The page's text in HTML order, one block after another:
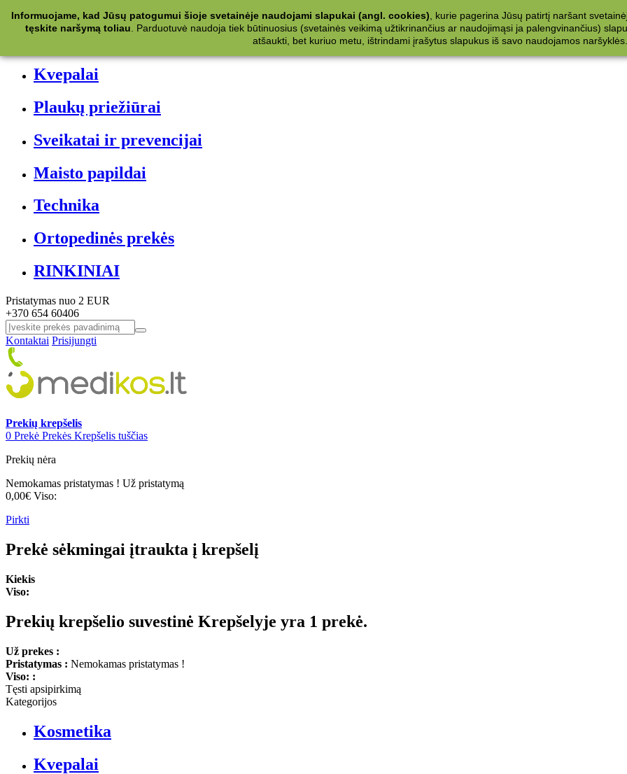
Kategorijos
Kvepalai
Plaukų priežiūrai
Sveikatai ir prevencijai
Maisto papildai
Technika
Ortopedinės prekės
RINKINIAI
Pristatymas nuo 2 EUR
+370 654 60406
Kontaktai Prisijungti
Prekių krepšelis
0 Prekė Prekės Krepšelis tuščias
Prekių nėra
Nemokamas pristatymas ! Už pristatymą
0,00€ Viso:
Pirkti
Prekė sėkmingai įtraukta į krepšelį
Kiekis
Viso:
Prekių krepšelio suvestinė Krepšelyje yra 1 prekė.
Už prekes :
Pristatymas : Nemokamas pristatymas !
Viso: :
Tęsti apsipirkimą
Kategorijos
Kosmetika
Kvepalai
Informuojame, kad Jūsų patogumui šioje svetainėje naudojami slapukai (angl. cookies) , kurie pagerina Jūsų patirtį naršant
tęskite naršymą toliau
Parduotuvė naudoja tiek būtinuosius (svetainės veikimą užtikrinančius ar naudojimąsi ja palengvinančius)
atšaukti, bet kuriuo metu, ištrindami įrašytus slapukus iš savo naudojamos naršyklės.